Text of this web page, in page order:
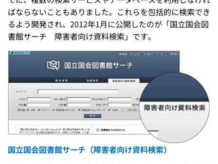
ばならないこともありました。これらを包括的に検索でき
るよう開発され、2012年1月に公開したのが「国立国会図
書館サーチ 障害者向け資料検索」です。
国立国会図書館サーチ（障害者向け資料検索）